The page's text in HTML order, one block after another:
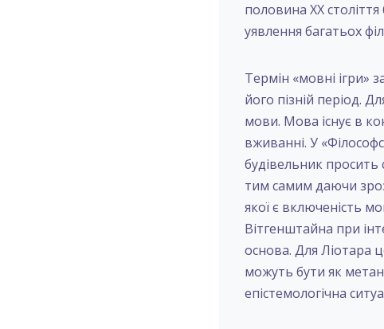
половина XX
уявлення багатьох
Термін «мовні
його пізній період.
мови. Мова існує в
вживанні. У
будівельник
тим самим даючи
якої є включеність
Вітгенштайна при
основа. Для Ліотара
можуть бути як
епістемологічна